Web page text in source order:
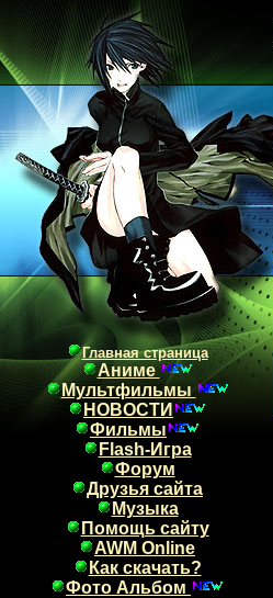
Главная страница
Аниме
Мультфильмы
НОВОСТИ
Фильмы
Flash-Игра
Форум
Друзья сайта
Музыка
Помощь сайту
AWM Online
Как скачать?
Фото Альбом